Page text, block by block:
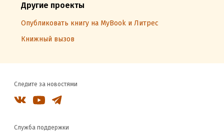
Другие проекты
Опубликовать книгу на MyBook и Литрес
Книжный вызов
Следите за новостями
Служба поддержки